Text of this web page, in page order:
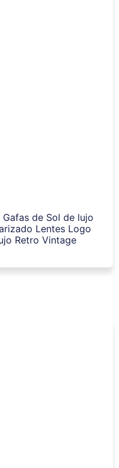
de Sol de lujo
Lentes Logo
Retro Vintage